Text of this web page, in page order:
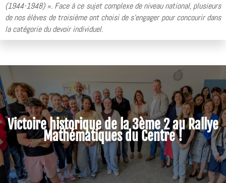
(1944-1948) ». Face à ce sujet complexe de niveau national, plusieurs
de nos élèves de troisième ont choisi de s'engager pour concourir dans
la catégorie du devoir individuel.
Victoire historique de la 3ème 2 au Rallye
Mathématiques du Centre !